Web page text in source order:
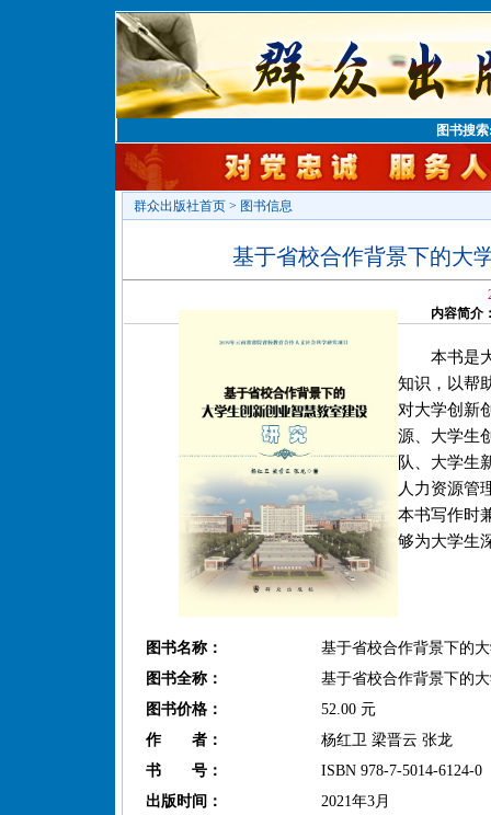
图书搜
群众出版社首页 > 图书信息
基于省校合作背景下的大
图书名称：
基于省校合作背景下的
图书全称：
基于省校合作背景下的
图书价格：
52.00 元
作 者：
杨红卫 梁晋云 张龙
书 号：
ISBN 978-7-5014-6124-0
出版时间：
2021年3月
内容简介
本书是
知识，以帮
对大学创新
源、大学生
队、大学生
人力资源管
本书写作时
够为大学生